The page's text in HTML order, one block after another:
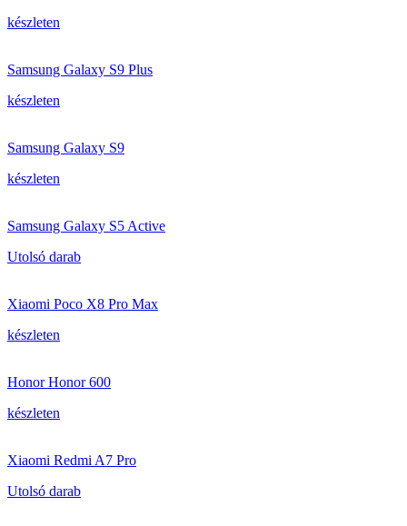
készleten
Samsung Galaxy S9 Plus
készleten
Samsung Galaxy S9
készleten
Samsung Galaxy S5 Active
Utolsó darab
Xiaomi Poco X8 Pro Max
készleten
Honor Honor 600
készleten
Xiaomi Redmi A7 Pro
Utolsó darab